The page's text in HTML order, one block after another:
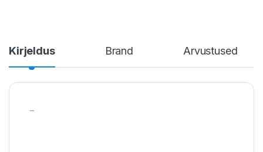
Kirjeldus Brand Arvustused
–